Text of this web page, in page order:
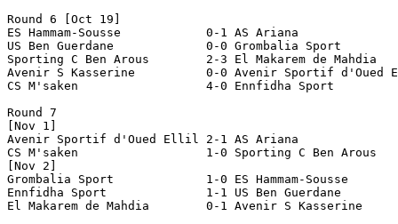
Round 6 [Oct 19]
ES Hammam-Sousse	    0-1 AS Ariana
US Ben Guerdane		    0-0 Grombalia Sport
Sporting C Ben Arous	    2-3 El Makarem de Mahdia
Avenir S Kasserine	    0-0 Avenir Sportif d'Oued Ellil
CS M'saken		    4-0 Ennfidha Sport
Round 7
[Nov 1]
Avenir Sportif d'Oued Ellil 2-1 AS Ariana
CS M'saken		    1-0 Sporting C Ben Arous
[Nov 2]
Grombalia Sport		    1-0 ES Hammam-Sousse
Ennfidha Sport		    1-1 US Ben Guerdane
El Makarem de Mahdia	    0-1 Avenir S Kasserine